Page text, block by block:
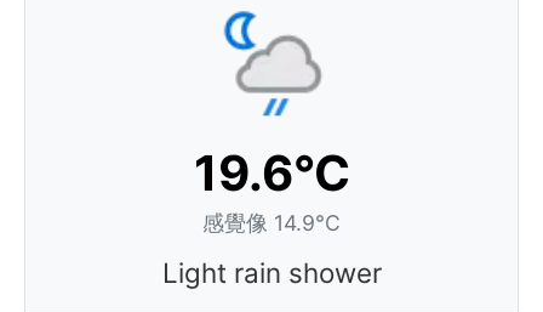
19.6°C
感覺像 14.9°C
Light rain shower